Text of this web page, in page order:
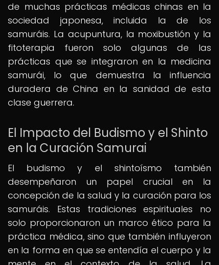
de muchas prácticas médicas chinas en la
sociedad japonesa, incluida la de los
samuráis. La acupuntura, la moxibustión y la
fitoterapia fueron solo algunas de las
prácticas que se integraron en la medicina
samurái, lo que demuestra la influencia
duradera de China en la sanidad de esta
clase guerrera.
El Impacto del Budismo y el Shinto
en la Curación Samurai
El budismo y el shintoísmo también
desempeñaron un papel crucial en la
concepción de la salud y la curación para los
samuráis. Estas tradiciones espirituales no
solo proporcionaron un marco ético para la
práctica médica, sino que también influyeron
en la forma en que se entendía el cuerpo y la